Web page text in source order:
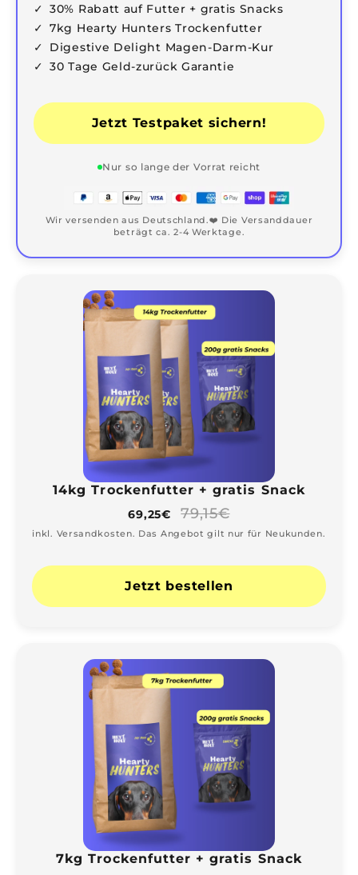
30% Rabatt auf Futter + gratis Snacks
7kg Hearty Hunters Trockenfutter
Digestive Delight Magen-Darm-Kur
30 Tage Geld-zurück Garantie
Jetzt Testpaket sichern!
Nur so lange der Vorrat reicht
Wir versenden aus Deutschland.❤️ Die Versanddauer
beträgt ca. 2-4 Werktage.
14kg Trockenfutter + gratis Snack
69,25€ 79,15€
inkl. Versandkosten. Das Angebot gilt nur für Neukunden.
Jetzt bestellen
7kg Trockenfutter + gratis Snack